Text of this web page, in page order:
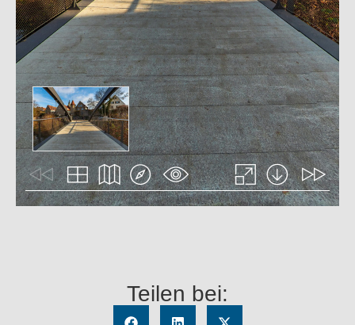
Teilen bei: